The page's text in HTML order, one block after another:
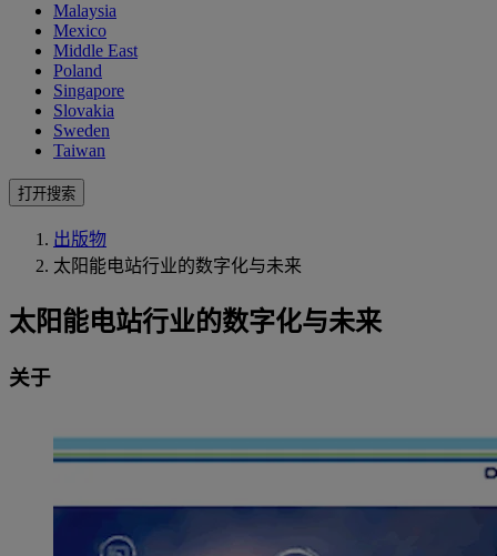
Malaysia
Mexico
Middle East
Poland
Singapore
Slovakia
Sweden
Taiwan
打开搜索
出版物
太阳能电站行业的数字化与未来
太阳能电站行业的数字化与未来
关于